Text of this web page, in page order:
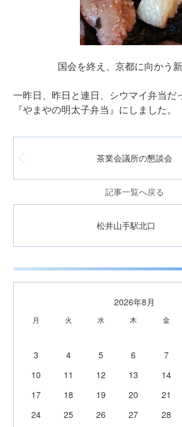
国会を終え、京都に向かう新
一昨日、昨日と連日、シウマイ弁当だ
『やまやの明太子弁当』にしました。
茶業会議所の懇談会
記事一覧へ戻る
松井山手駅北口
2026年8月
月 火 水 木 金
3
4 5 6 7
10
11 12 13 14
17
18 19 20 21
24
25 26 27 28